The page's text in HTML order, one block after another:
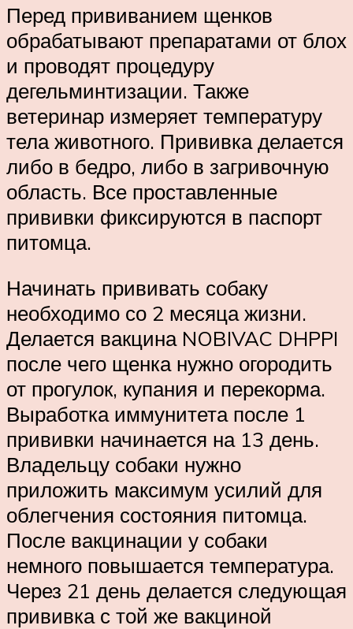
Перед прививанием щенков
обрабатывают препаратами от блох
и проводят процедуру
дегельминтизации. Также
ветеринар измеряет температуру
тела животного. Прививка делается
либо в бедро, либо в загривочную
область. Все проставленные
прививки фиксируются в паспорт
питомца.
Начинать прививать собаку
необходимо со 2 месяца жизни.
Делается вакцина NOBIVAC DHPPI
после чего щенка нужно огородить
от прогулок, купания и перекорма.
Выработка иммунитета после 1
прививки начинается на 13 день.
Владельцу собаки нужно
приложить максимум усилий для
облегчения состояния питомца.
После вакцинации у собаки
немного повышается температура.
Через 21 день делается следующая
прививка с той же вакциной